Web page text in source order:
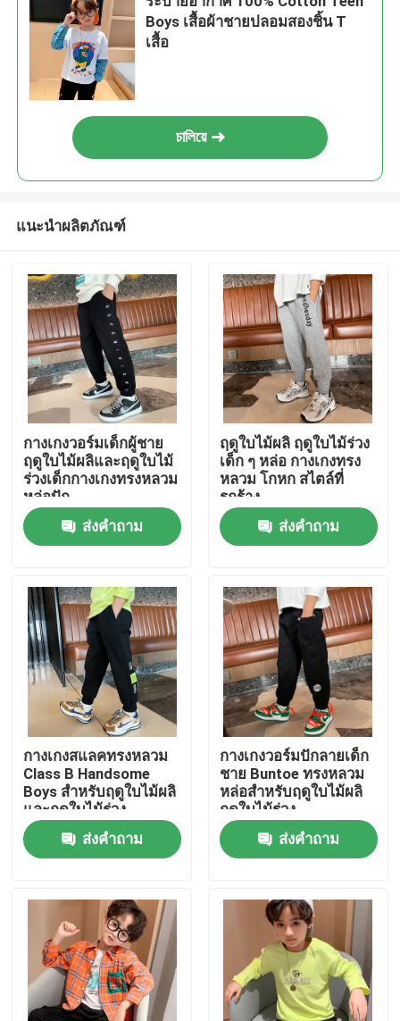
บ้าน
รายชื่อผู้ติดต่อ
ผลิตภัณฑ์
เสื้อผ้าแฟชั่นเด็ก
เสื้อผ้าสาวน้อย
เสื้อผ้าวัยรุ่นชาย
ชุดเด็ก
เสื้อโค้ทเด็กอุ่น
กางเกงเด็ก
Boys เสื้อผ้าชายปลอมสองชิ้น T
เสื้อ
চালিয়ে
แนะนำผลิตภัณฑ์
กางเกงวอร์มเด็กผู้ชาย
ฤดูใบไม้ผลิและฤดูใบไม้
ร่วงเด็กกางเกงทรงหลวม
หล่อปัก
ส่งคำถาม
ฤดูใบไม้ผลิ ฤดูใบไม้ร่วง
เด็ก ๆ หล่อ กางเกงทรง
หลวม โกหก สไตล์ที่
รกร้าง
ส่งคำถาม
กางเกงสแลคทรงหลวม
Class B Handsome
Boys สำหรับฤดูใบไม้ผลิ
และฤดูใบไม้ร่วง
ส่งคำถาม
กางเกงวอร์มปักลายเด็ก
ชาย Buntoe ทรงหลวม
หล่อสำหรับฤดูใบไม้ผลิ
ฤดูใบไม้ร่วง
ส่งคำถาม